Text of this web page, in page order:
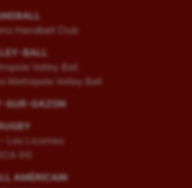
Handball Club
BALL
Volley Ball
Metropole Volley Ball
SUR-GAZON
– Les Licornes
RCA (H)
AMÉRICAIN